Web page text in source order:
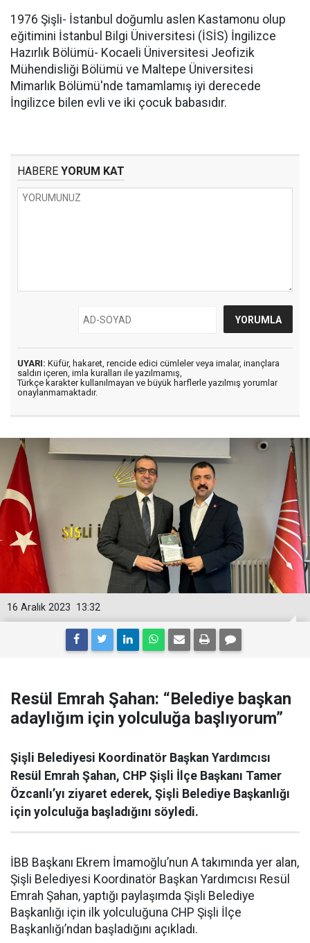
1976 Şişli- İstanbul doğumlu aslen Kastamonu olup
eğitimini İstanbul Bilgi Üniversitesi (İSİS) İngilizce
Hazırlık Bölümü- Kocaeli Üniversitesi Jeofizik
Mühendisliği Bölümü ve Maltepe Üniversitesi
Mimarlık Bölümü'nde tamamlamış iyi derecede
İngilizce bilen evli ve iki çocuk babasıdır.
HABERE YORUM KAT
UYARI: Küfür, hakaret, rencide edici cümleler veya imalar, inançlara
saldırı içeren, imla kuralları ile yazılmamış,
Türkçe karakter kullanılmayan ve büyük harflerle yazılmış yorumlar
onaylanmamaktadır.
13:32
16 Aralık 2023
Resül Emrah Şahan: “Belediye başkan
adaylığım için yolculuğa başlıyorum”
Şişli Belediyesi Koordinatör Başkan Yardımcısı
Resül Emrah Şahan, CHP Şişli İlçe Başkanı Tamer
Özcanlı’yı ziyaret ederek, Şişli Belediye Başkanlığı
için yolculuğa başladığını söyledi.
İBB Başkanı Ekrem İmamoğlu’nun A takımında yer alan,
Şişli Belediyesi Koordinatör Başkan Yardımcısı Resül
Emrah Şahan, yaptığı paylaşımda Şişli Belediye
Başkanlığı için ilk yolculuğuna CHP Şişli İlçe
Başkanlığı’ndan başladığını açıkladı.